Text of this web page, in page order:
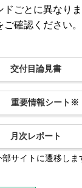
ドごとに異なり
確認ください。
交付目論見書
重要情報シート※
月次レポート
サイトに遷移しま